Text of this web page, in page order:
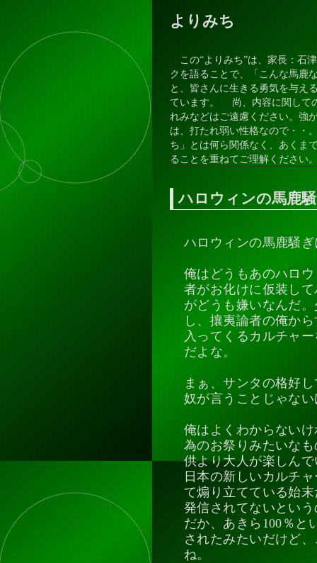
よりみち
この“よりみち”は、家長：石
クを語ることで、「こんな馬鹿
と、皆さんに生きる勇気を与え
ています。 尚、内容に関して
れみなどはご遠慮ください。強
は、打たれ弱い性格なので・・
ち」とは何ら関係なく、あくま
ることを重ねてご理解ください
ハロウィンの馬鹿
ハロウィンの馬鹿騒
俺はどうもあのハロ
者がお化けに仮装し
がどうも嫌いなんだ
し、攘夷論者の俺か
入ってくるカルチャ
だよな。
まぁ、サンタの格好
奴が言うことじゃな
俺はよくわからない
為のお祭りみたいな
供より大人が楽しん
日本の新しいカルチ
て煽り立てている始
発信されてないとい
だか、あきら100％と
されたみたいだけど
ね。